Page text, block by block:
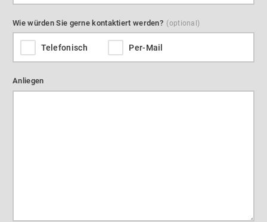
Wie würden Sie gerne kontaktiert werden?
Telefonisch Per-Mail
Anliegen